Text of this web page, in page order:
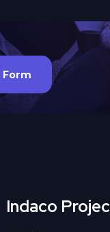
Form
Indaco